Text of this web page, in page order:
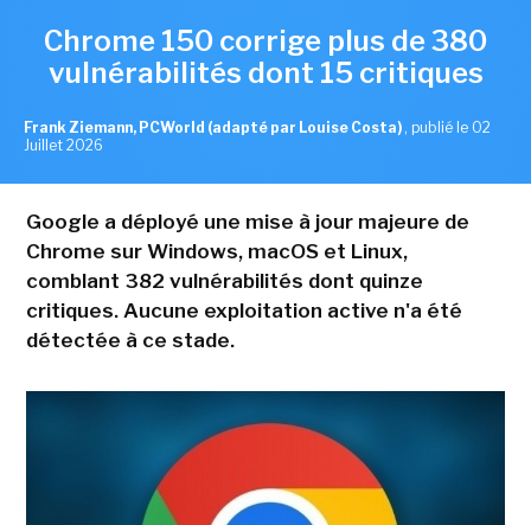
Chrome 150 corrige plus de 380
vulnérabilités dont 15 critiques
Frank Ziemann, PCWorld (adapté par Louise Costa) , publié le 02
Juillet 2026
Google a déployé une mise à jour majeure de
Chrome sur Windows, macOS et Linux,
comblant 382 vulnérabilités dont quinze
critiques. Aucune exploitation active n'a été
détectée à ce stade.